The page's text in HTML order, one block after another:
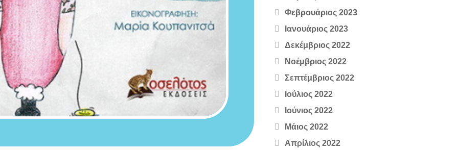
Φεβρουάριος 2023
Ιανουάριος 2023
Δεκέμβριος 2022
Νοέμβριος 2022
Σεπτέμβριος 2022
Ιούλιος 2022
Ιούνιος 2022
Μάιος 2022
Απρίλιος 2022